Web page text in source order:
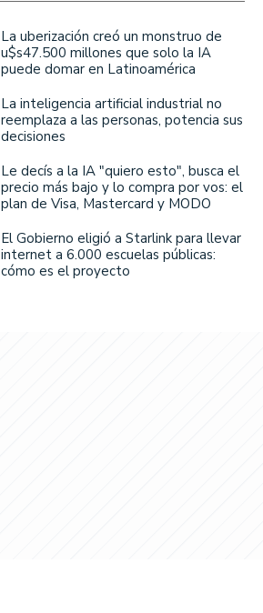
La uberización creó un monstruo de
u$s47.500 millones que solo la IA
puede domar en Latinoamérica
La inteligencia artificial industrial no
reemplaza a las personas, potencia sus
decisiones
Le decís a la IA "quiero esto", busca el
precio más bajo y lo compra por vos: el
plan de Visa, Mastercard y MODO
El Gobierno eligió a Starlink para llevar
internet a 6.000 escuelas públicas:
cómo es el proyecto